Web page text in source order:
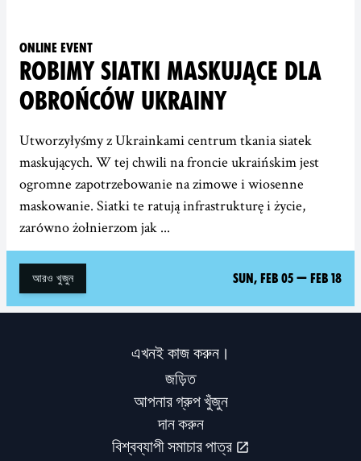
Online event
ROBIMY SIATKI MASKUJĄCE DLA
OBROŃCÓW UKRAINY
Utworzyłyśmy z Ukrainkami centrum tkania siatek
maskujących. W tej chwili na froncie ukraińskim jest
ogromne zapotrzebowanie na zimowe i wiosenne
maskowanie. Siatki te ratują infrastrukturę i życie,
zarówno żołnierzom jak ...
আরও খুজুন Sun, Feb 05 — Feb 18
এখনই কাজ করুন।
জড়িত
আপনার গ্রুপ খুঁজুন
দান করুন
বিশ্বব্যাপী সমাচার পাত্র